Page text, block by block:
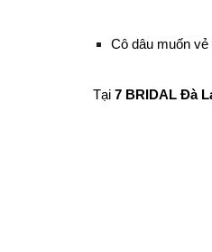
Cô dâu muốn
Tại 7 BRIDAL Đà